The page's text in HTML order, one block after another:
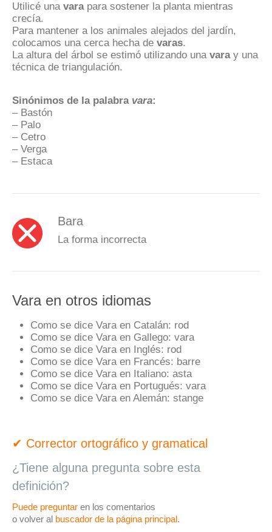
Utilicé una varapara sostener la planta mientras
crecía.
Para mantener a los animales alejados del jardín,
colocamos una cerca hecha de varas.
La altura del árbol se estimó utilizando una varay una
técnica de triangulación.
Sinónimos de la palabra vara:
– Bastón
– Palo
– Cetro
– Verga
– Estaca
Bara
La forma incorrecta
Vara en otros idiomas
Como se dice Vara en Catalán: rod
Como se dice Vara en Gallego: vara
Como se dice Vara en Inglés: rod
Como se dice Vara en Francés: barre
Como se dice Vara en Italiano: asta
Como se dice Vara en Portugués: vara
Como se dice Vara en Alemán: stange
✔ Corrector ortográfico y gramatical
¿Tiene alguna pregunta sobre esta
definición?
Puede preguntar en los comentarios
o volver al buscador de la página principal.